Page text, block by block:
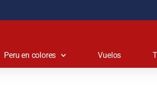
Peru en colores Vuelos